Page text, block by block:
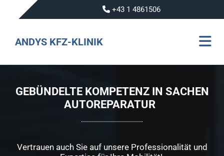
 +43 1 4861506
ANDYS KFZ-KLINIK
GEBÜNDELTE KOMPETENZ IN SACHEN
AUTOREPARATUR
Vertrauen auch Sie auf unsere Professionalität und